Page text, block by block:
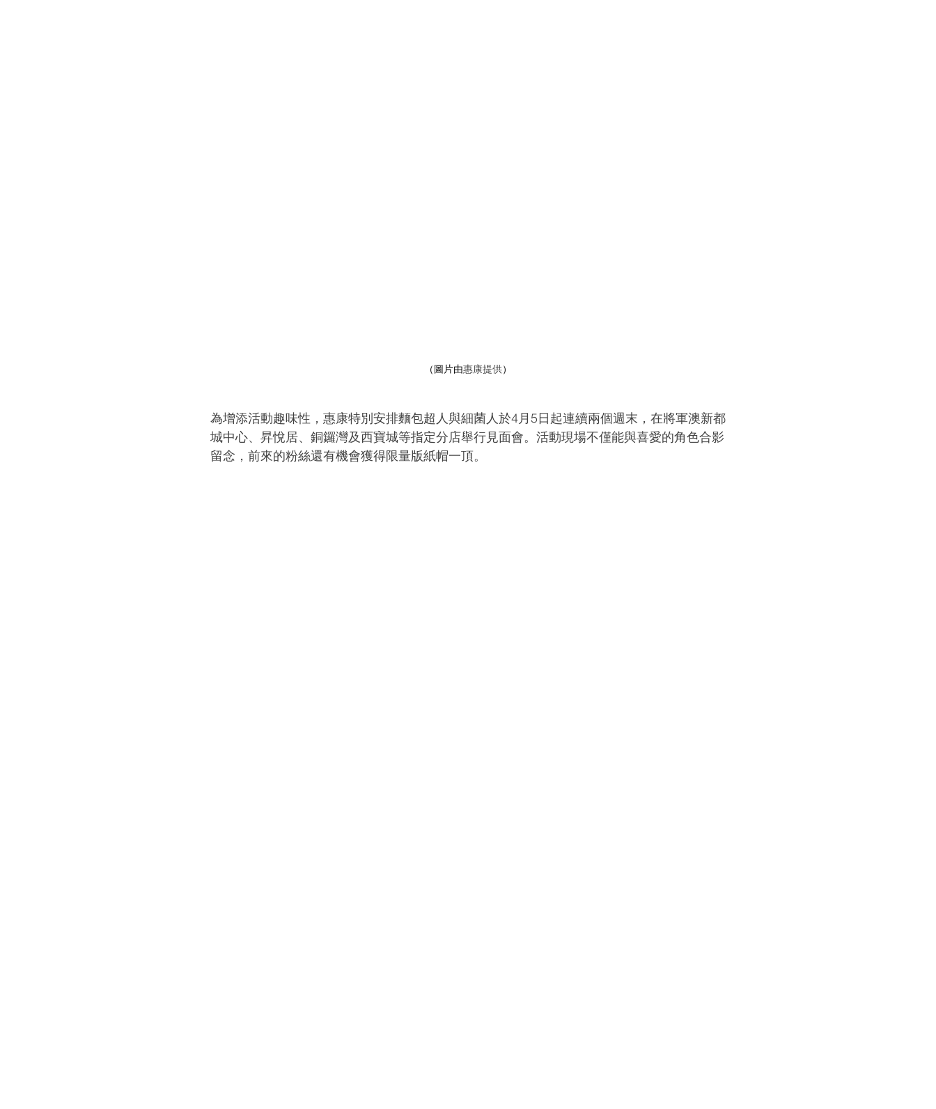
（圖片由惠康提供）
為增添活動趣味性，惠康特別安排麵包超人與細菌人於4月5日起連續兩個週末，在將軍澳新都
城中心、昇悅居、銅鑼灣及西寶城等指定分店舉行見面會。活動現場不僅能與喜愛的角色合影
留念，前來的粉絲還有機會獲得限量版紙帽一頂。